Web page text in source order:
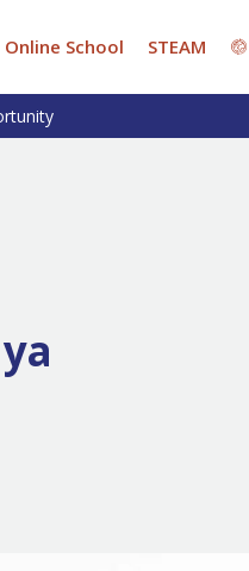
Online School STEAM